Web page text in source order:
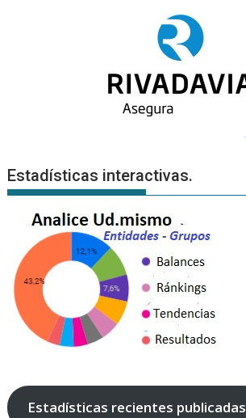
Estadísticas interactivas.
Estadísticas recientes publicadas